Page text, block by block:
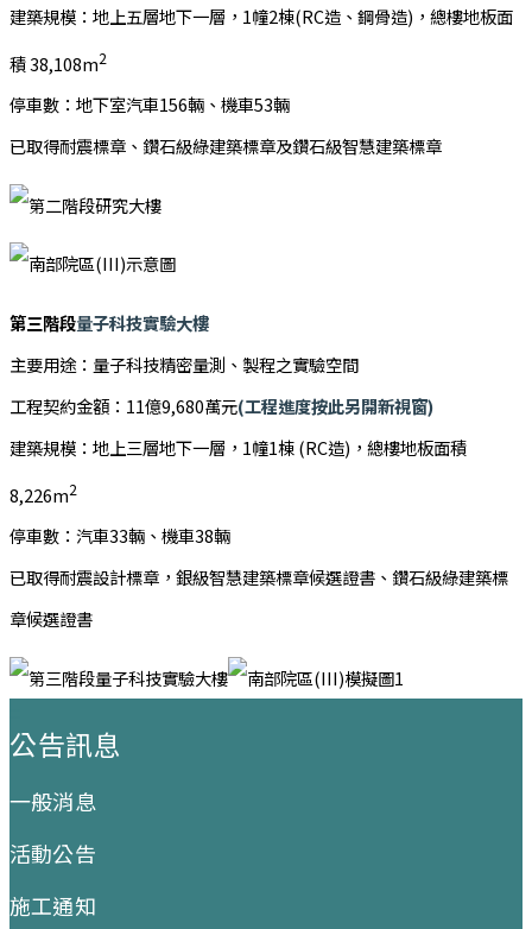
建築規模：地上五層地下一層，1幢2棟(RC造、鋼骨造)，總樓地板面
積 38,108m2
停車數：地下室汽車156輛、機車53輛
已取得耐震標章、鑽石級綠建築標章及鑽石級智慧建築標章
第三階段量子科技實驗大樓
主要用途：量子科技精密量測、製程之實驗空間
工程契約金額：11億9,680萬元(工程進度按此另開新視窗)
建築規模：地上三層地下一層，1幢1棟 (RC造)，總樓地板面積
8,226m2
停車數：汽車33輛、機車38輛
已取得耐震設計標章，銀級智慧建築標章候選證書、鑽石級綠建築標
章候選證書
公告訊息
一般消息
活動公告
施工通知